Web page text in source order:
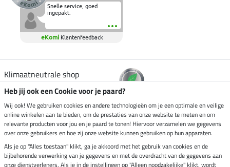
Snelle service, goed
ingepakt.
eKomi Klantenfeedback
Klimaatneutrale shop
Verzending per
Veilig betalen met
Heb jij ook een Cookie voor je paard?
Wij ook! We gebruiken cookies en andere technologieën om je een optimale en veilige
online winkelen aan te bieden, om de prestaties van onze website te meten en om
relevante producten voor jou en je paard te tonen! Hiervoor verzamelen we gegevens
over onze gebruikers en hoe zij onze website kunnen gebruiken op hun apparaten.
Als je op "Alles toestaan" klikt, ga je akkoord met het gebruik van cookies en de
bijbehorende verwerking van je gegevens en met de overdracht van de gegevens aan
onze dienstverleners. Als je in de instellingen op "Alleen noodzakelijke" klikt, wordt